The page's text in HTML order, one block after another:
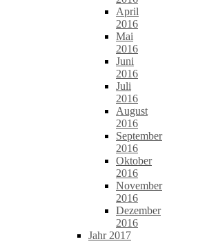
April
2016
Mai
2016
Juni
2016
Juli
2016
August
2016
September
2016
Oktober
2016
November
2016
Dezember
2016
Jahr 2017